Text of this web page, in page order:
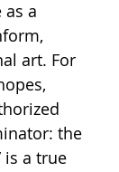
a
art. For
the
is a true